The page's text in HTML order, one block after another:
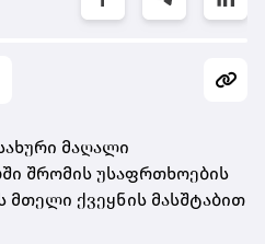
მაღალი
შრომის უსაფრთხოების
ქვეყნის მასშტაბით